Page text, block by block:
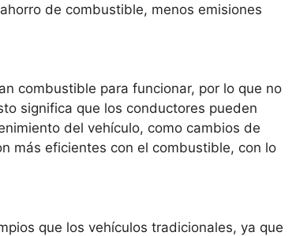
de combustible, menos emisiones
combustible para funcionar, por lo que no
significa que los conductores pueden
del vehículo, como cambios de
más eficientes con el combustible, con lo
que los vehículos tradicionales, ya que